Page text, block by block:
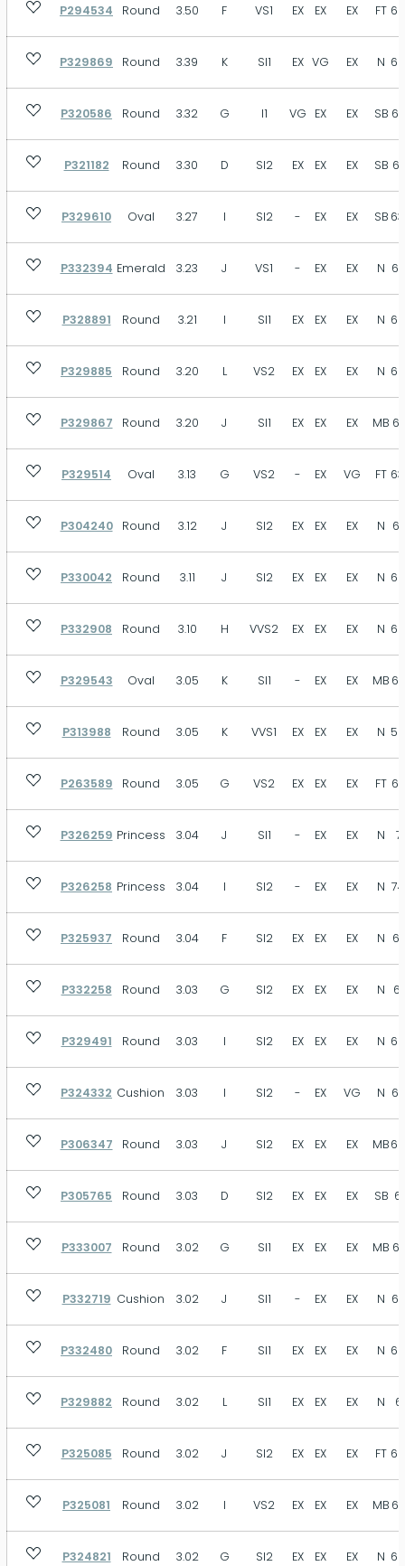
P294534 Round 3.50 F VS1 EX EX EX FT
P329869 Round 3.39 K SI1 EX VG EX N
P320586 Round 3.32 G I1 VG EX EX SB
P321182 Round 3.30 D SI2 EX EX EX SB
P329610 Oval 3.27 I SI2 - EX EX SB
P332394 Emerald 3.23 J VS1 - EX EX N
P328891 Round 3.21 I SI1 EX EX EX N
P329885 Round 3.20 L VS2 EX EX EX N
P329867 Round 3.20 J SI1 EX EX EX MB
P329514 Oval 3.13 G VS2 - EX VG FT
P304240 Round 3.12 J SI2 EX EX EX N
P330042 Round 3.11 J SI2 EX EX EX N
P332908 Round 3.10 H VVS2 EX EX EX N
P329543 Oval 3.05 K SI1 - EX EX MB
P313988 Round 3.05 K VVS1 EX EX EX N
P263589 Round 3.05 G VS2 EX EX EX FT
P326259 Princess 3.04 J SI1 - EX EX N
P326258 Princess 3.04 I SI2 - EX EX N
P325937 Round 3.04 F SI2 EX EX EX N
P332258 Round 3.03 G SI2 EX EX EX N
P329491 Round 3.03 I SI2 EX EX EX N
P324332 Cushion 3.03 I SI2 - EX VG N
P306347 Round 3.03 J SI2 EX EX EX MB
P305765 Round 3.03 D SI2 EX EX EX SB
P333007 Round 3.02 G SI1 EX EX EX MB
P332719 Cushion 3.02 J SI1 - EX EX N
P332480 Round 3.02 F SI1 EX EX EX N
P329882 Round 3.02 L SI1 EX EX EX N
P325085 Round 3.02 J SI2 EX EX EX FT
P325081 Round 3.02 I VS2 EX EX EX MB
P324821 Round 3.02 G SI2 EX EX EX N